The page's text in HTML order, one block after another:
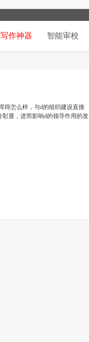
作神器 智能审校
得怎么样，与d的组织建设直接
显，进而影响d的领导作用的发